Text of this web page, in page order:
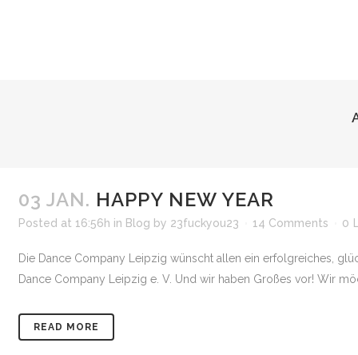
03 JAN. HAPPY NEW YEAR
Posted at 16:56h in Blog by 23fuckyou23 14 Comments 0
Die Dance Company Leipzig wünscht allen ein erfolgreiches,
Dance Company Leipzig e. V. Und wir haben Großes vor! Wir
READ MORE